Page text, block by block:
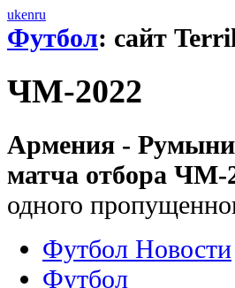
ukenru
Футбол: сайт
ЧМ-2022
Армения -
матча отбора ЧМ-
одного
Футбол Новости
Футбол